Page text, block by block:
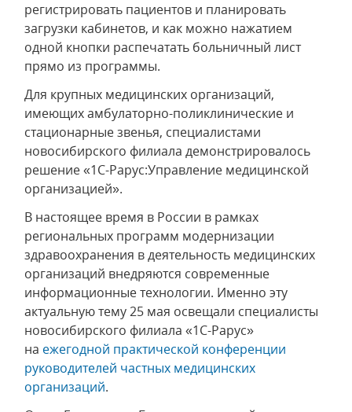
регистрировать пациентов и планировать
загрузки кабинетов, и как можно нажатием
одной кнопки распечатать больничный лист
прямо из программы.
Для крупных медицинских организаций,
имеющих амбулаторно-поликлинические и
стационарные звенья, специалистами
новосибирского филиала демонстрировалось
решение «1С-Рарус:Управление медицинской
организацией».
В настоящее время в России в рамках
региональных программ модернизации
здравоохранения в деятельность медицинских
организаций внедряются современные
информационные технологии. Именно эту
актуальную тему 25 мая освещали специалисты
новосибирского филиала «1С-Рарус»
на ежегодной практической конференции
руководителей частных медицинских
организаций.